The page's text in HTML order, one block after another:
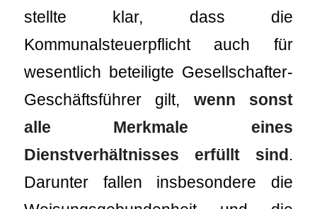
stellte klar, dass die
Kommunalsteuerpflicht auch für
wesentlich beteiligte Gesellschafter-
Geschäftsführer gilt, wenn sonst
alle Merkmale eines
Dienstverhältnisses erfüllt sind.
Darunter fallen insbesondere die